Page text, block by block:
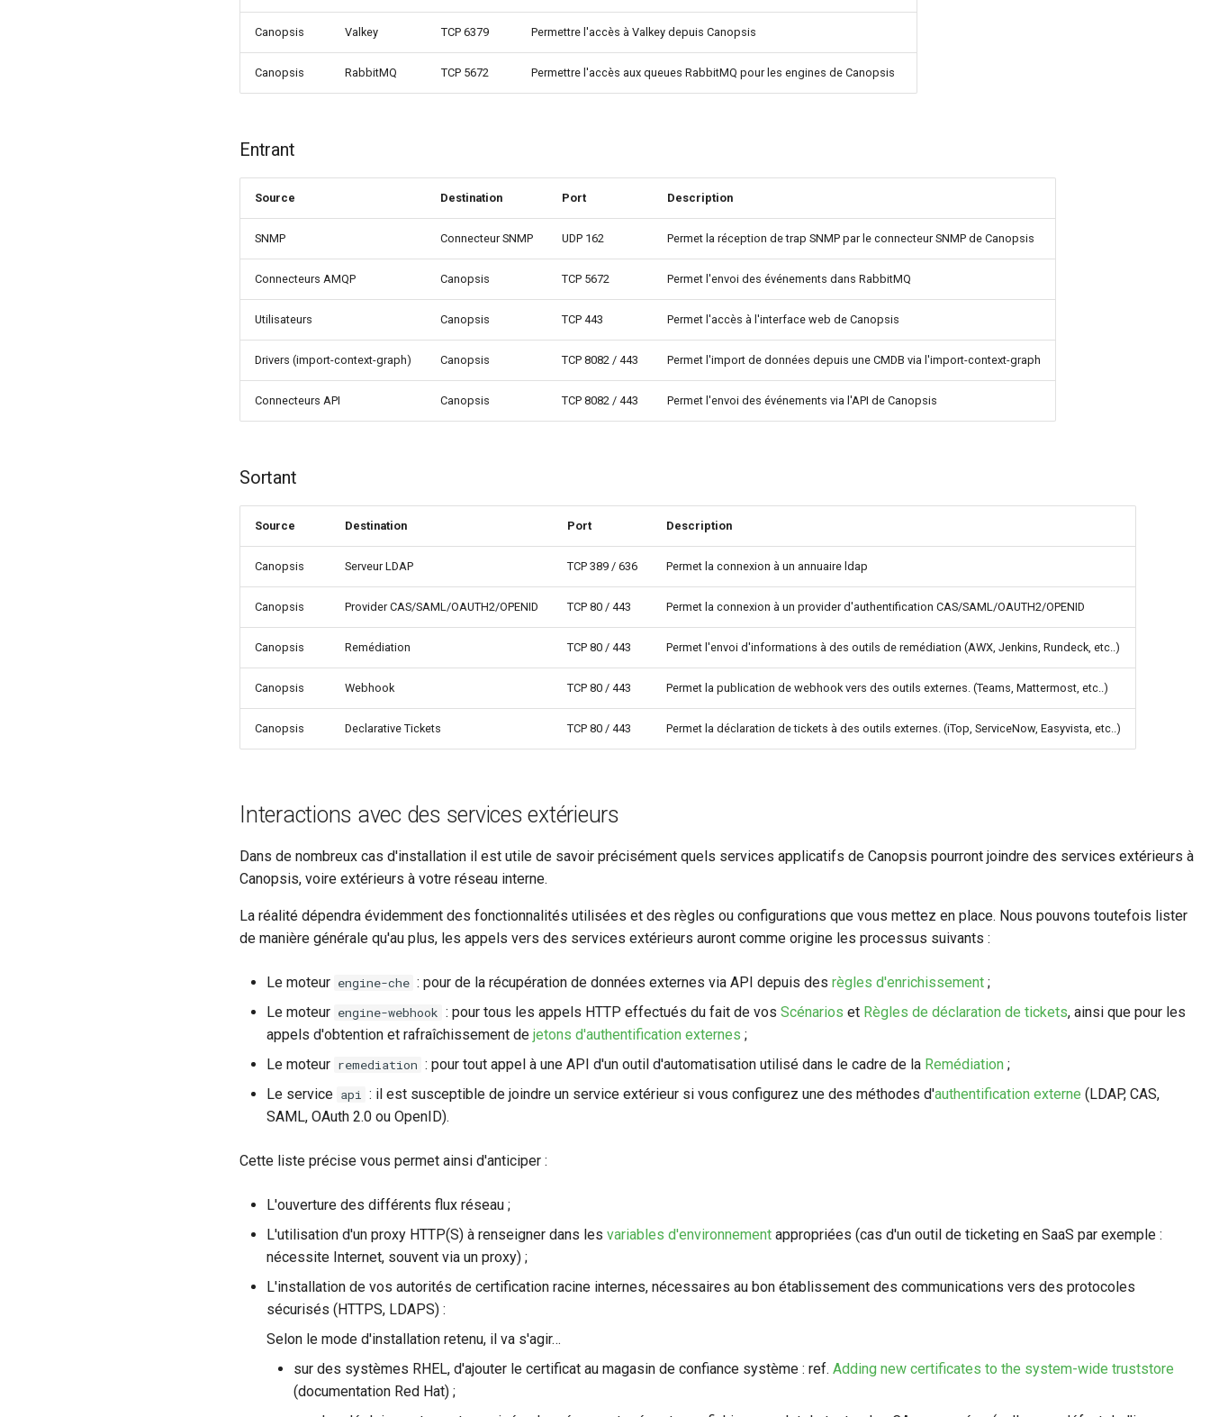
Canopsis Valkey TCP 6379 Permettre l'accès à Valkey depuis Canopsis
Canopsis RabbitMQ TCP 5672 Permettre l'accès aux queues RabbitMQ pour les engines de Canopsis
Entrant
Source Destination Port Description
SNMP Connecteur SNMP UDP 162 Permet la réception de trap SNMP par le connecteur SNMP de Canopsis
Connecteurs AMQP Canopsis TCP 5672 Permet l'envoi des événements dans RabbitMQ
Utilisateurs Canopsis TCP 443 Permet l'accès à l'interface web de Canopsis
Drivers (import-context-graph) Canopsis TCP 8082 / 443 Permet l'import de données depuis une CMDB via l'import-context-graph
Connecteurs API Canopsis TCP 8082 / 443 Permet l'envoi des événements via l'API de Canopsis
Sortant
Source Destination Port Description
Canopsis Serveur LDAP TCP 389 / 636 Permet la connexion à un annuaire ldap
Canopsis Provider CAS/SAML/OAUTH2/OPENID TCP 80 / 443 Permet la connexion à un provider d'authentification CAS/SAML/OAUTH2/OPENID
Canopsis Remédiation TCP 80 / 443 Permet l'envoi d'informations à des outils de remédiation (AWX, Jenkins, Rundeck, etc..)
Canopsis Webhook TCP 80 / 443 Permet la publication de webhook vers des outils externes. (Teams, Mattermost, etc..)
Canopsis Declarative Tickets TCP 80 / 443 Permet la déclaration de tickets à des outils externes. (iTop, ServiceNow, Easyvista, etc..)
Interactions avec des services extérieurs
Dans de nombreux cas d'installation il est utile de savoir précisément quels services applicatifs de Canopsis pourront joindre des services extérieurs à
Canopsis, voire extérieurs à votre réseau interne.
La réalité dépendra évidemment des fonctionnalités utilisées et des règles ou configurations que vous mettez en place. Nous pouvons toutefois lister
de manière générale qu'au plus, les appels vers des services extérieurs auront comme origine les processus suivants :
Le moteur engine-che : pour de la récupération de données externes via API depuis des règles d'enrichissement ;
Le moteur engine-webhook : pour tous les appels HTTP effectués du fait de vos Scénarios et Règles de déclaration de tickets, ainsi que pour les
appels d'obtention et rafraîchissement de jetons d'authentification externes ;
Le moteur remediation : pour tout appel à une API d'un outil d'automatisation utilisé dans le cadre de la Remédiation ;
Le service api : il est susceptible de joindre un service extérieur si vous configurez une des méthodes d'authentification externe (LDAP, CAS,
SAML, OAuth 2.0 ou OpenID).
Cette liste précise vous permet ainsi d'anticiper :
L'ouverture des différents flux réseau ;
L'utilisation d'un proxy HTTP(S) à renseigner dans les variables d'environnement appropriées (cas d'un outil de ticketing en SaaS par exemple :
nécessite Internet, souvent via un proxy) ;
L'installation de vos autorités de certification racine internes, nécessaires au bon établissement des communications vers des protocoles
sécurisés (HTTPS, LDAPS) :
Selon le mode d'installation retenu, il va s'agir…
sur des systèmes RHEL, d'ajouter le certificat au magasin de confiance système : ref. Adding new certificates to the system-wide truststore
(documentation Red Hat) ;